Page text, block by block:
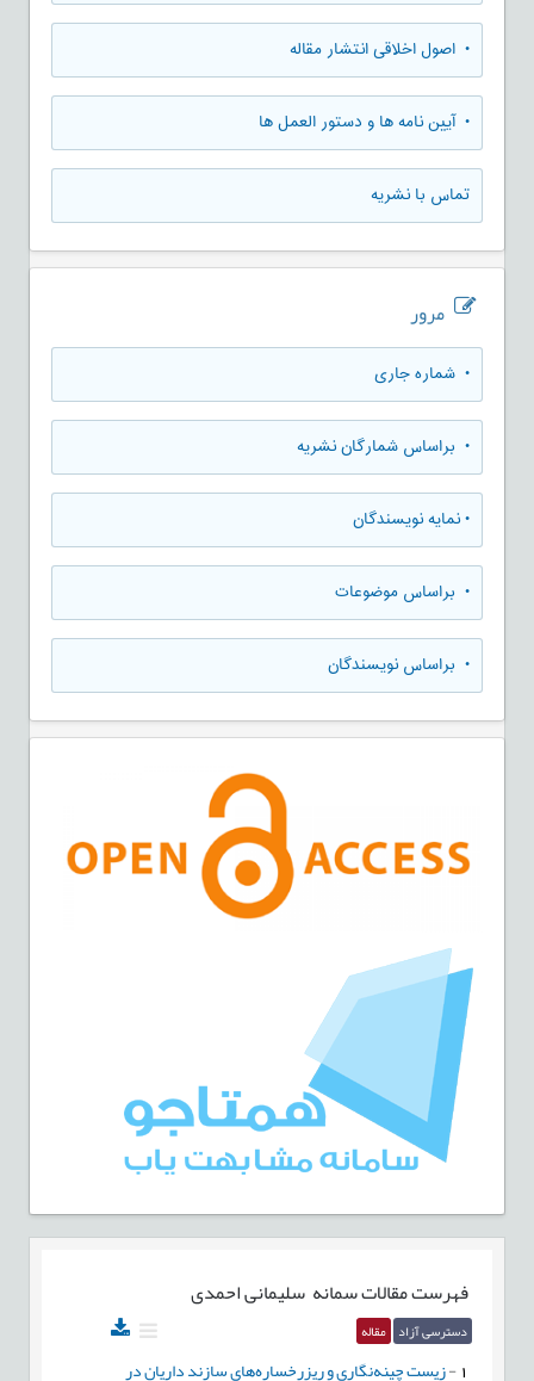
• اصول اخلاقی انتشار مقاله
• آیین نامه ها و دستور العمل ها
تماس با نشریه
مرور
• شماره جاری
• براساس شمارگان نشریه
•نمایه نویسندگان
• براساس موضوعات
• براساس نویسندگان
فهرست مقالاتسمانه سلیمانی احمدی
دسترسی آزاد مقاله
-زیست چینه‌نگاری و ریزرخساره‌های سازند‌ داریان در